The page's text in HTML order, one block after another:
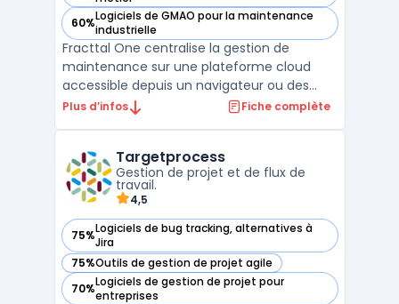
60%Logiciels de GMAO pour la maintenance
industrielle
— voir Fracttal One dans cette catégorie
Fracttal One centralise la gestion de
maintenance sur une plateforme cloud
accessible depuis un navigateur ou des
applications mobiles, adaptée aux
industriels ou immobiliers. La solution cible
les environnements multi-sites, ...
Plus d’infos Fiche complète
Targetprocess
Gestion de projet et de flux de
travail.
4,5
75%Logiciels de bug tracking, alternatives à
Jira
— voir Targetprocess dans cette catégorie
75%Outils de gestion de projet agile
— voir Targetprocess dans cette catégorie
70%Logiciels de gestion de projet pour
entreprises
— voir Targetprocess dans cette catégorie